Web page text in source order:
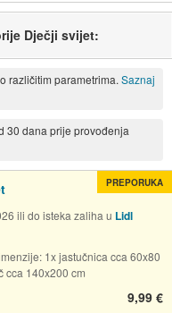
Dječji svijet:
različitim parametrima. Saznaj
30 dana prije provođenja
ili do isteka zaliha u Lidl
1x jastučnica cca 60x80
cca 140x200 cm
9,99 €
PREPORUKA